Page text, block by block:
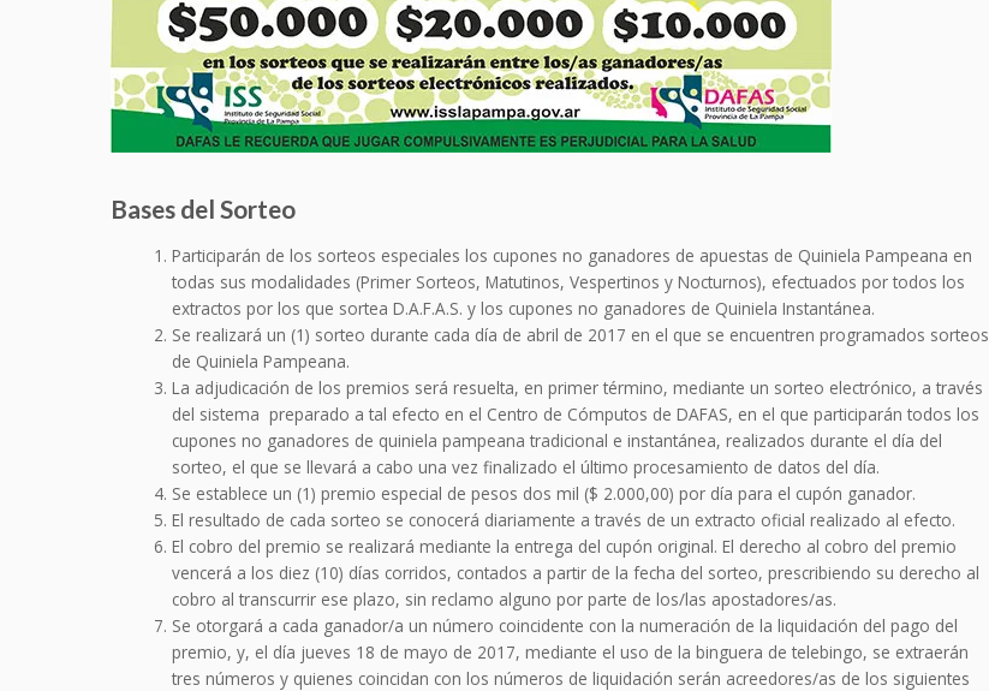
Bases del Sorteo
Participarán de los sorteos especiales los cupones no ganadores de apuestas de Quiniela Pampeana en
todas sus modalidades (Primer Sorteos, Matutinos, Vespertinos y Nocturnos), efectuados por todos los
extractos por los que sortea D.A.F.A.S. y los cupones no ganadores de Quiniela Instantánea.
Se realizará un (1) sorteo durante cada día de abril de 2017 en el que se encuentren programados sorteos
de Quiniela Pampeana.
La adjudicación de los premios será resuelta, en primer término, mediante un sorteo electrónico, a través
del sistema preparado a tal efecto en el Centro de Cómputos de DAFAS, en el que participarán todos los
cupones no ganadores de quiniela pampeana tradicional e instantánea, realizados durante el día del
sorteo, el que se llevará a cabo una vez finalizado el último procesamiento de datos del día.
Se establece un (1) premio especial de pesos dos mil ($ 2.000,00) por día para el cupón ganador.
El resultado de cada sorteo se conocerá diariamente a través de un extracto oficial realizado al efecto.
El cobro del premio se realizará mediante la entrega del cupón original. El derecho al cobro del premio
vencerá a los diez (10) días corridos, contados a partir de la fecha del sorteo, prescribiendo su derecho al
cobro al transcurrir ese plazo, sin reclamo alguno por parte de los/las apostadores/as.
Se otorgará a cada ganador/a un número coincidente con la numeración de la liquidación del pago del
premio, y, el día jueves 18 de mayo de 2017, mediante el uso de la binguera de telebingo, se extraerán
tres números y quienes coincidan con los números de liquidación serán acreedores/as de los siguientes